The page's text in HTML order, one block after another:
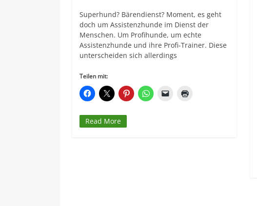
Superhund? Bärendienst? Moment, es geht
doch um Assistenzhunde im Dienst der
Menschen. Um Profihunde, um echte
Assistenzhunde und ihre Profi-Trainer. Diese
unterscheiden sich allerdings
Teilen mit:
Read More